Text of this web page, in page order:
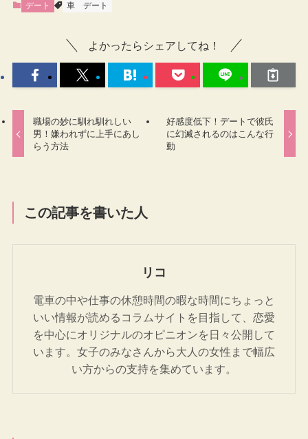
デート 車 デート
よかったらシェアしてね！
職場の妙に馴れ馴れしい
男！嫌われずに上手にあし
らう方法
好感度低下！デートで彼氏
に幻滅されるのはこんな行
動
この記事を書いた人
リコ
電車の中や仕事の休憩時間の暇な時間にちょっと
いい情報が読めるコラムサイトを目指して、恋愛
を中心にオリジナルのオピニオンを日々公開して
います。女子のみなさんから大人の女性まで幅広
い方からの支持を集めています。